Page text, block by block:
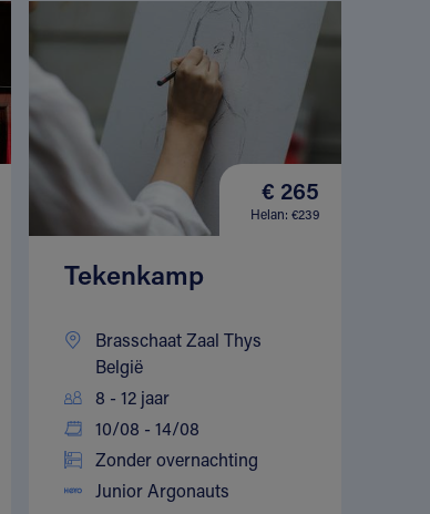
€ 265
Helan: €239
Tekenkamp
Brasschaat Zaal Thys
België
8 - 12 jaar
10/08 - 14/08
Zonder overnachting
Junior Argonauts